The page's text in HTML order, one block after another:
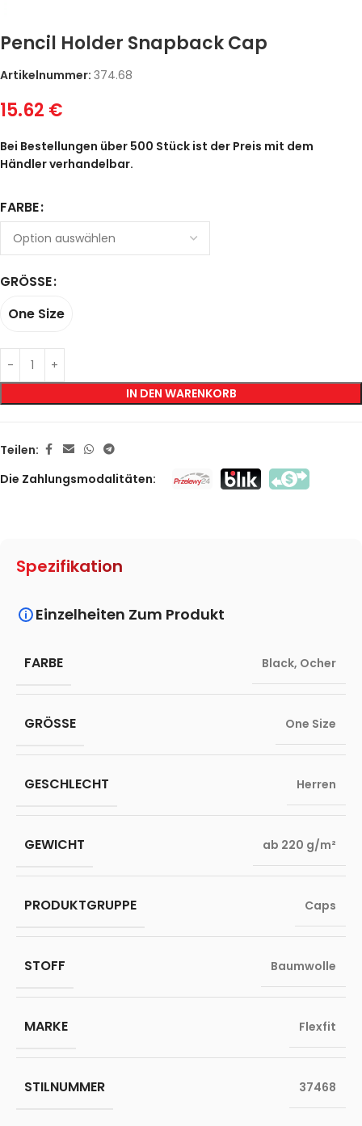
Pencil Holder Snapback Cap
Artikelnummer: 374.68
15.62 €
Bei Bestellungen über 500 Stück ist der Preis mit dem
Händler verhandelbar.
FARBE
GRÖSSE
One Size
IN DEN WARENKORB
Teilen:
Die Zahlungsmodalitäten:
Spezifikation
Einzelheiten Zum Produkt
FARBE Black, Ocher
GRÖSSE One Size
GESCHLECHT Herren
GEWICHT ab 220 g/m²
PRODUKTGRUPPE Caps
STOFF Baumwolle
MARKE Flexfit
STILNUMMER 37468